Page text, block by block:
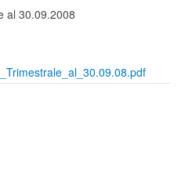
al 30.09.2008